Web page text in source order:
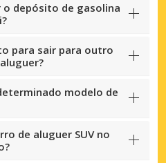
o depósito de gasolina
para sair para outro
modelo de
de aluguer SUV no